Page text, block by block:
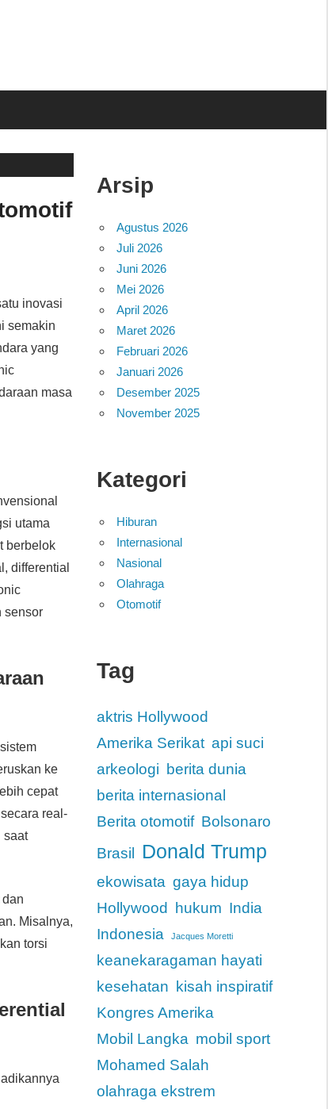
inovasi
semakin
yang
masa
utama
berbelok
differential
sensor
ke
cepat
real-
saat
Misalnya,
torsi
Arsip
Agustus 2026
Juli 2026
Juni 2026
Mei 2026
April 2026
Maret 2026
Februari 2026
Januari 2026
Desember 2025
November 2025
Kategori
Hiburan
Internasional
Nasional
Olahraga
Otomotif
Tag
aktris Hollywood
Amerika Serikat api suci
arkeologi berita dunia
berita internasional
Berita otomotif Bolsonaro
Brasil
Donald Trump
ekowisata gaya hidup
Hollywood
hukum India
Indonesia
Jacques Moretti
keanekaragaman hayati
kesehatan
kisah inspiratif
Kongres Amerika
Mobil Langka mobil sport
Mohamed Salah
olahraga ekstrem